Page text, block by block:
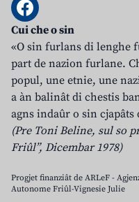
Cui che o sin
«O sin furlans di lenghe
part de nazion furlane.
popul, une etnie, une
a àn balinât di chestis
agns indaûr o sin
(Pre Toni Beline, sul so
Friûl”, Dicembar 1978)
Progjet finanziât de ARLeF -
Autonome Friûl-Vignesie Julie